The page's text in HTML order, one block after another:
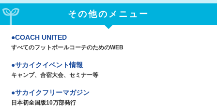
その他のメニュー
COACH UNITED
すべてのフットボールコーチのためのWEB
サカイクイベント情報
キャンプ、合宿大会、セミナー等
サカイクフリーマガジン
日本初全国版10万部発行